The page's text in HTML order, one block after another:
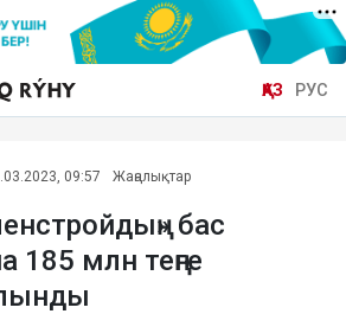
ҚАЗ РУС
09:57 Жаңалықтар
бас
185 млн теңге